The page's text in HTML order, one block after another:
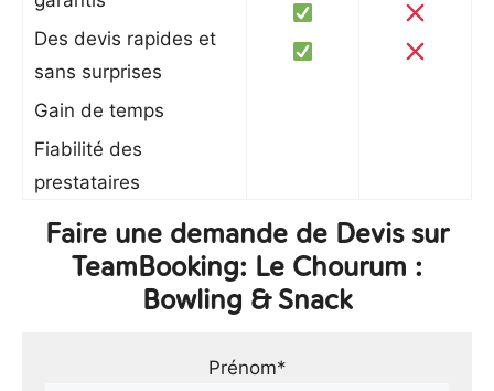
Des devis rapides et
sans surprises
Gain de temps
Fiabilité des
prestataires
Faire une demande de Devis sur
TeamBooking: Le Chourum :
Bowling & Snack
Prénom*